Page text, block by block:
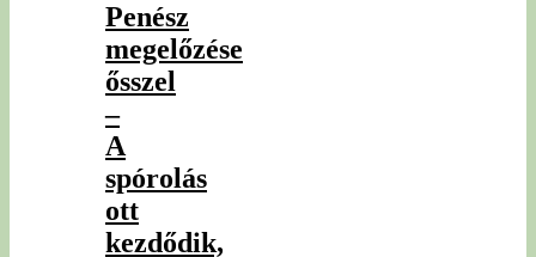
Penész
megelőzése
ősszel
–
A
spórolás
ott
kezdődik,